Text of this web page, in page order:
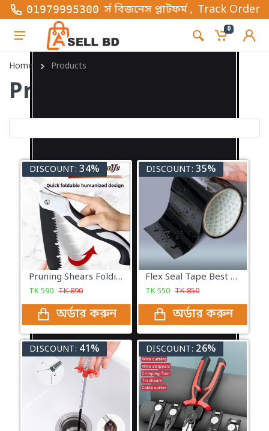
01979995300
ই-কমার্স বিজনেস প্লাটফর্ম , এখানে সব ধরনের
Track Order
0
Home Products
Products
DISCOUNT: 34%
Pruning Shears Folding Woodsawing Tools for Multi-purpose Pruning Gardening Scissors Hand Pruner
TK590 TK890
অর্ডার করুন
DISCOUNT: 35%
Flex Seal Tape Best Leakage Solution (𝟒 𝐢𝐧𝐜𝐡𝐞𝐬 𝐱 𝟓 𝐟𝐞𝐞𝐭)
TK550 TK850
অর্ডার করুন
DISCOUNT: 41% DISCOUNT: 26%